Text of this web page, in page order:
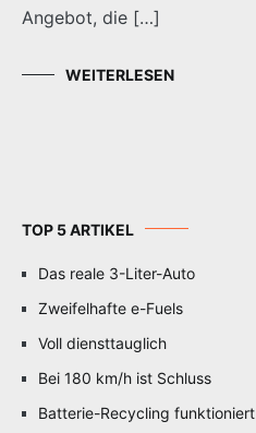
Angebot, die […]
WEITERLESEN
TOP 5 ARTIKEL
Das reale 3-Liter-Auto
Zweifelhafte e-Fuels
Voll diensttauglich
Bei 180 km/h ist Schluss
Batterie-Recycling funktioniert